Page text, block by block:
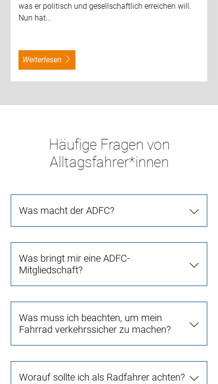
was er politisch und gesellschaftlich erreichen will.
Nun hat…
weiterlesen
Häufige Fragen von
Alltagsfahrer*innen
Was macht der ADFC?
Was bringt mir eine ADFC-
Mitgliedschaft?
Was muss ich beachten, um mein
Fahrrad verkehrssicher zu machen?
Worauf sollte ich als Radfahrer achten?